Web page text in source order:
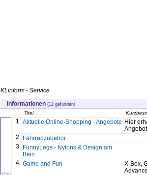
KLinform - Service
Informationen (12 gefunden)
Titel
1. Aktuelle Online-Shopping - Angebote Hier
2. Fahrradzubehör
3. FunnyLegs - Nylons & Design am
Bein
4. Game and Fun
X-Box,